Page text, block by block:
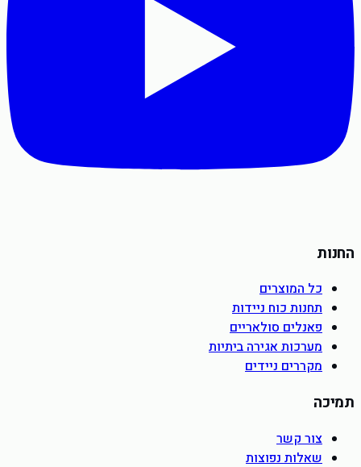
החנות
כל המוצרים
תחנות כוח ניידות
פאנלים סולאריים
מערכות אגירה ביתיות
מקררים ניידים
תמיכה
צור קשר
שאלות נפוצות